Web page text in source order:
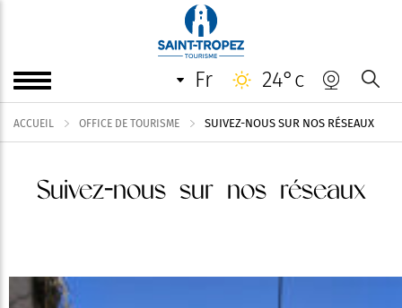
fr 24°c
ACCUEIL OFFICE DE TOURISME SUIVEZ-NOUS SUR NOS RÉSEAUX
Suivez-nous sur nos réseaux